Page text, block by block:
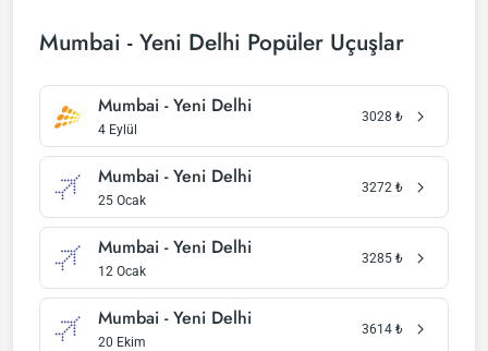
Mumbai - Yeni Delhi Popüler Uçuşlar
Mumbai - Yeni Delhi
4 Eylül
3028 ₺
Mumbai - Yeni Delhi
25 Ocak
3272 ₺
Mumbai - Yeni Delhi
12 Ocak
3285 ₺
Mumbai - Yeni Delhi
20 Ekim
3614 ₺